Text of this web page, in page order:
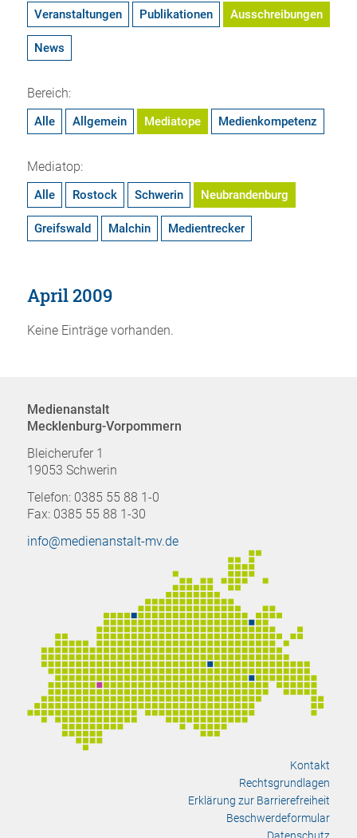
Veranstaltungen Publikationen Ausschreibungen
News
Bereich:
Alle Allgemein Mediatope Medienkompetenz
Mediatop:
Alle Rostock Schwerin Neubrandenburg
Greifswald Malchin Medientrecker
April 2009
Keine Einträge vorhanden.
Medienanstalt
Mecklenburg-Vorpommern
Bleicherufer 1
19053 Schwerin
Telefon: 0385 55 88 1-0
Fax: 0385 55 88 1-30
info@medienanstalt-mv.de
Kontakt
Rechtsgrundlagen
Erklärung zur Barrierefreiheit
Beschwerdeformular
Datenschutz